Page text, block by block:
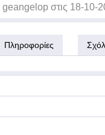
geangelop στις 18-10-
Πληροφορίες